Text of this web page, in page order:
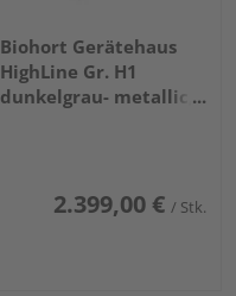
Biohort Gerätehaus
HighLine Gr. H1
dunkelgrau- metallic,
2.399,00 € / Stk.